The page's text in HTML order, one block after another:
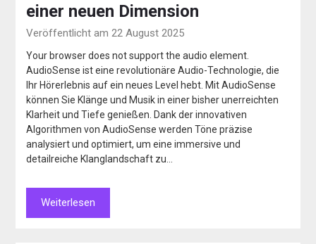
einer neuen Dimension
Veröffentlicht am 22 August 2025
Your browser does not support the audio element.
AudioSense ist eine revolutionäre Audio-Technologie, die
Ihr Hörerlebnis auf ein neues Level hebt. Mit AudioSense
können Sie Klänge und Musik in einer bisher unerreichten
Klarheit und Tiefe genießen. Dank der innovativen
Algorithmen von AudioSense werden Töne präzise
analysiert und optimiert, um eine immersive und
detailreiche Klanglandschaft zu…
Weiterlesen